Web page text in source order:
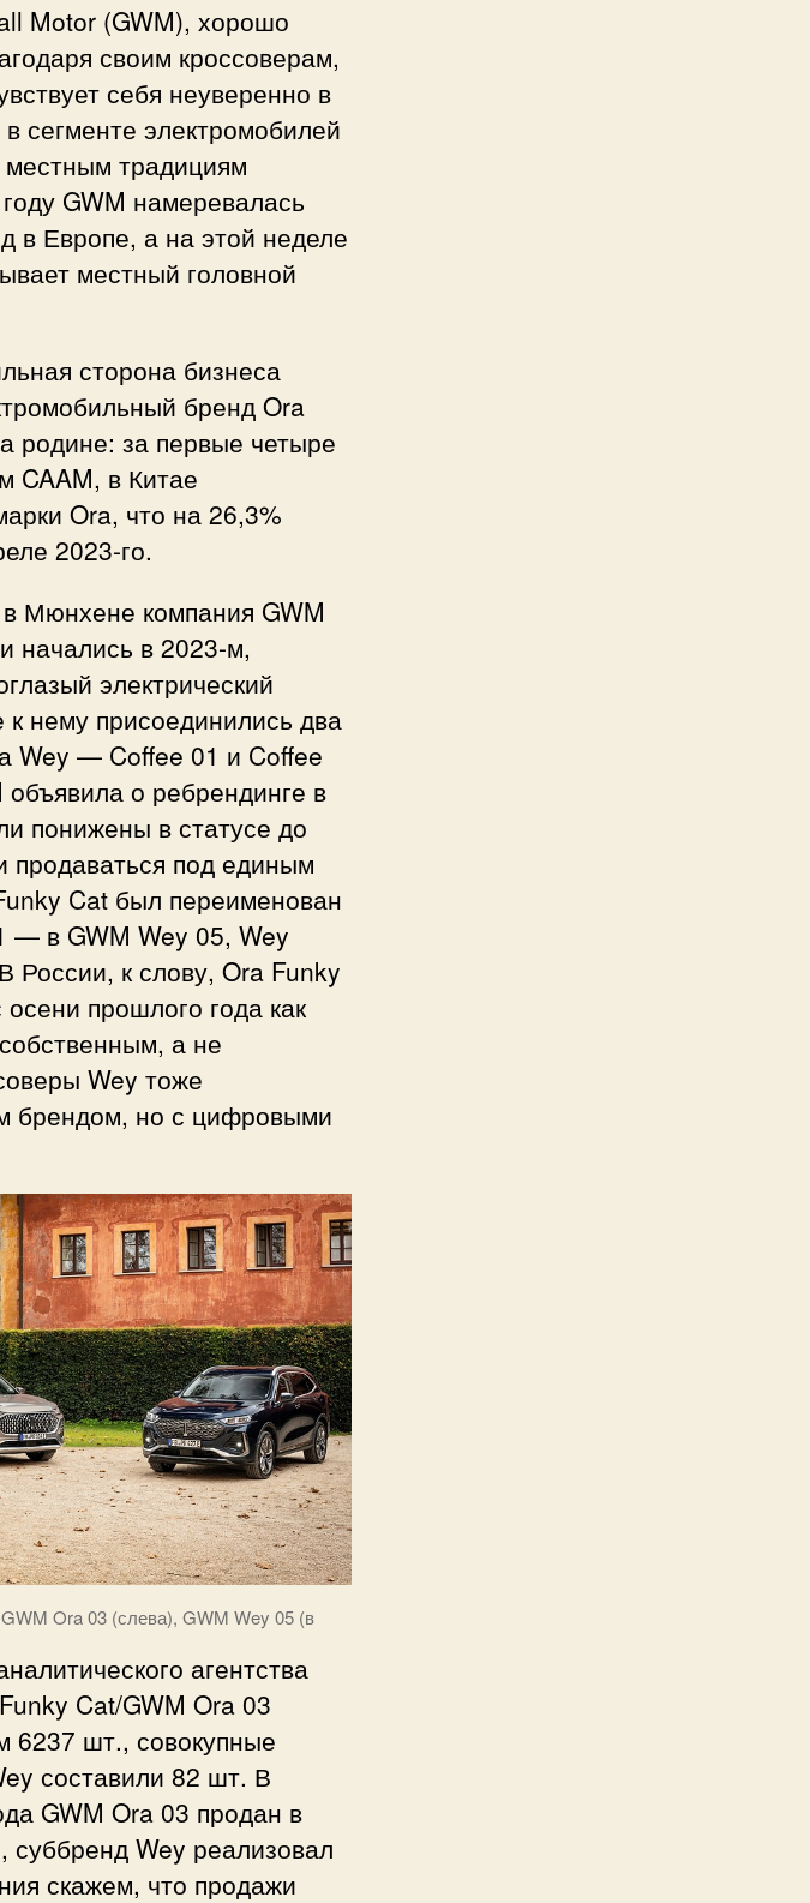
Motor (GWM), хорошо
своим кроссоверам,
себя неуверенно в
сегменте электромобилей
местным традициям
GWM намеревалась
в Европе, а на этой неделе
местный головной
сторона бизнеса
бренд Ora
родине: за первые четыре
CAAM, в Китае
Ora, что на 26,3%
2023-го.
Мюнхене компания GWM
начались в 2023-м,
электрический
нему присоединились два
Wey — Coffee 01 и Coffee
о ребрендинге в
понижены в статусе до
продаваться под единым
Cat был переименован
— в GWM Wey 05, Wey
к слову, Ora Funky
прошлого года как
а не
Wey тоже
брендом, но с цифровыми
Ora 03 (слева), GWM Wey 05 (в
агентства
Cat/GWM Ora 03
6237 шт., совокупные
составили 82 шт. В
GWM Ora 03 продан в
суббренд Wey реализовал
скажем, что продажи